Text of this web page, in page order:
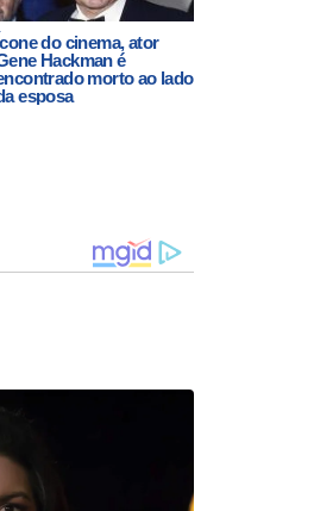
do cinema, ator
Hackman é
morto ao lado
esposa